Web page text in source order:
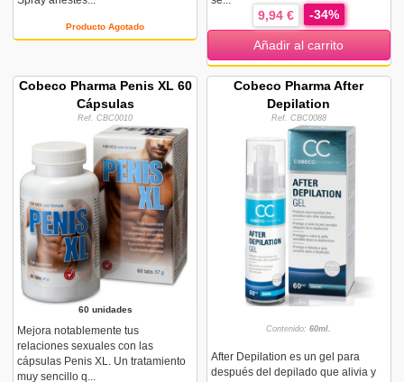
Producto Agotado
9,94 € -34%
Añadir al carrito
Cobeco Pharma Penis XL 60
Cápsulas
Ref. CBC0010
60 unidades
Mejora notablemente tus
relaciones sexuales con las
cápsulas Penis XL. Un tratamiento
muy sencillo q...
Cobeco Pharma After
Depilation
Ref. CBC0088
Contenido:60ml.
After Depilation es un gel para
después del depilado que alivia y